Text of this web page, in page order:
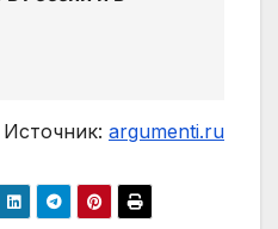
Источник: argumenti.ru